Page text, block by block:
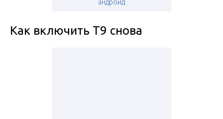
андроид
Как включить Т9 снова